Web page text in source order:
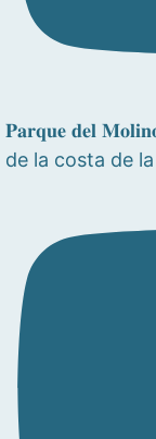
𝐏𝐚𝐫𝐪𝐮𝐞 𝐝𝐞𝐥
de la costa de